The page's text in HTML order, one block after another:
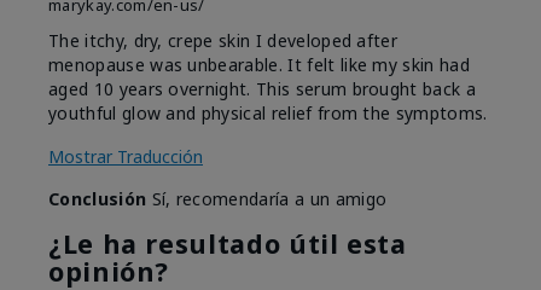
marykay.com/en-us/
The itchy, dry, crepe skin I developed after
menopause was unbearable. It felt like my skin had
aged 10 years overnight. This serum brought back a
youthful glow and physical relief from the symptoms.
Mostrar Traducción
Conclusión Sí, recomendaría a un amigo
¿Le ha resultado útil esta
opinión?